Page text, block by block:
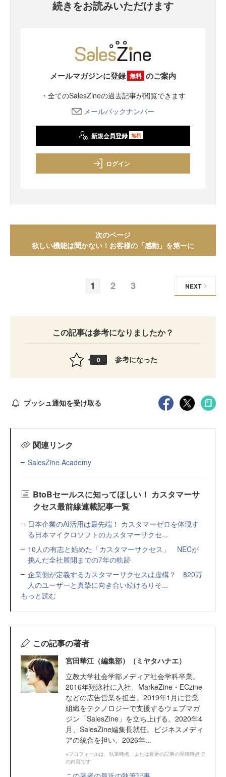
続きをお読みいただけます
メールマガジンに登録 無料 のご案内
・全てのSalesZineの過去記事が閲覧できます
メールバックナンバー
新規会員登録 無料
ログイン
次のページ
欲しい機能は聞かない！お客様の「感動」を第一に
1 2 3 NEXT
この記事は参考になりましたか？
0 参考になった
プッシュ通知を受け取る
関連リンク
SalesZine Academy
BtoBセールスに知ってほしい！ カスタマーサ
クセス最前線連載記事一覧
日本企業のAI活用は最先端！ カスタマーゼロを体現す
る日本マイクロソフトのカスタマーサクセ...
10人の有志と始めた「カスタマーサクセス」 NECが
挑んだ全社展開までの7年の軌跡
企業側が定義するカスタマーサクセスは虚構？ 820万
人のユーザーと真摯に向き合い続けるりそ...
もっと読む
この記事の著者
宮田華江（編集部）（ミヤタハナエ）
立教大学社会学部メディア社会学科卒業。
2016年翔泳社に入社、MarkeZine・ECzine
などの広告営業を担当。2019年1月に営業
組織をテクノロジーで支援するウェブマガ
ジン「SalesZine」を立ち上げる。2020年4
月、SalesZine編集長就任。ビジネスメディ
アの統合を担い、2026年...
※プロフィールは、執筆時点、または直近の記事の寄稿時点で
の内容です